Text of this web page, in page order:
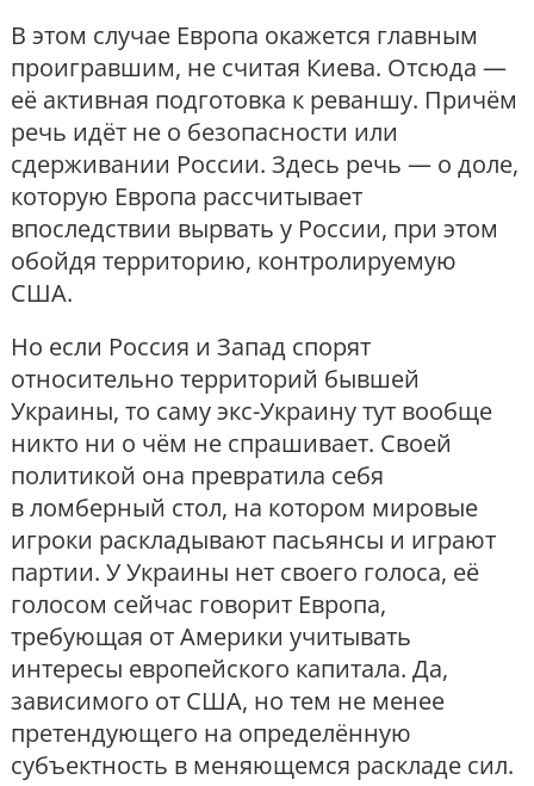
В этом случае Европа окажется главным
проигравшим, не считая Киева. Отсюда —
её активная подготовка к реваншу. Причём
речь идёт не о безопасности или
сдерживании России. Здесь речь — о доле,
которую Европа рассчитывает
впоследствии вырвать у России, при этом
обойдя территорию, контролируемую
США.
Но если Россия и Запад спорят
относительно территорий бывшей
Украины, то саму экс-Украину тут вообще
никто ни о чём не спрашивает. Своей
политикой она превратила себя
в ломберный стол, на котором мировые
игроки раскладывают пасьянсы и играют
партии. У Украины нет своего голоса, её
голосом сейчас говорит Европа,
требующая от Америки учитывать
интересы европейского капитала. Да,
зависимого от США, но тем не менее
претендующего на определённую
субъектность в меняющемся раскладе сил.